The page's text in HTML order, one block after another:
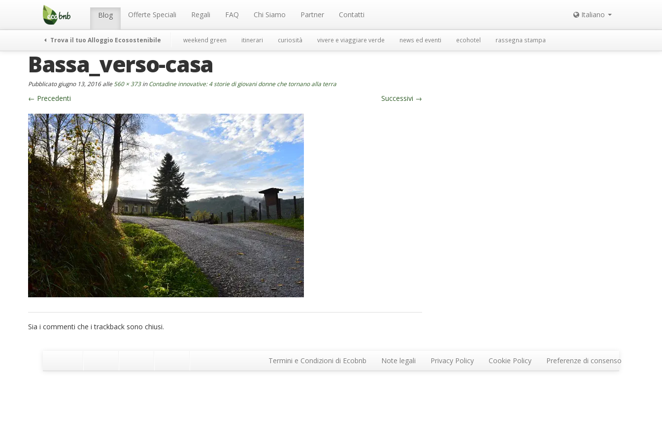
Menu Blog Offerte Speciali Regali FAQ Chi Siamo Partner Contatti Italiano
Trova il tuo Alloggio Ecosostenibile weekend green itinerari curiosità vivere e viaggiare verde news ed eventi ecohotel rassegna stampa
Bassa_verso-casa
Pubblicatogiugno 13, 2016alle 560 × 373inContadine innovative: 4 storie di giovani donne che tornano alla terra
← Precedenti Successivi →
Sia i commenti che i trackback sono chiusi.
Termini e Condizioni di Ecobnb Note legali Privacy Policy Cookie Policy Preferenze di consenso